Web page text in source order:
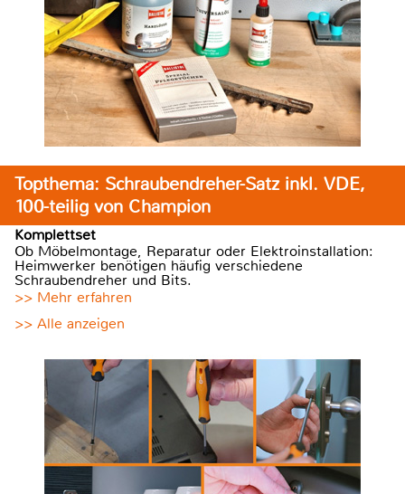
Topthema: Schraubendreher-Satz inkl. VDE,
100-teilig von Champion
Komplettset
Ob Möbelmontage, Reparatur oder Elektroinstallation:
Heimwerker benötigen häufig verschiedene
Schraubendreher und Bits.
>> Mehr erfahren
>> Alle anzeigen